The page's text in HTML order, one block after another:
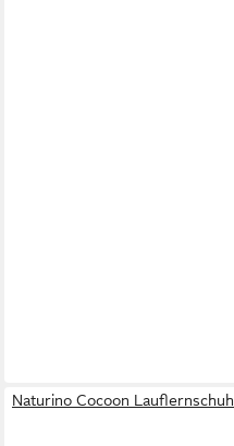
Naturino Cocoon Lauflernschuh